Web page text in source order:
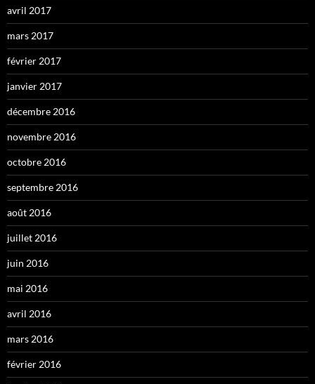
avril 2017
mars 2017
février 2017
janvier 2017
décembre 2016
novembre 2016
octobre 2016
septembre 2016
août 2016
juillet 2016
juin 2016
mai 2016
avril 2016
mars 2016
février 2016